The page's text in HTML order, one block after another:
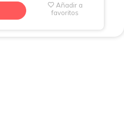
Añadir a
favoritos